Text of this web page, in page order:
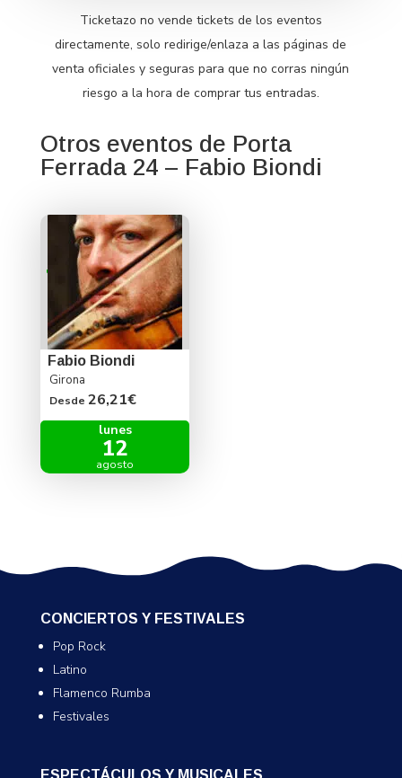
Ticketazo no vende tickets de los eventos
directamente, solo redirige/enlaza a las páginas de
venta oficiales y seguras para que no corras ningún
riesgo a la hora de comprar tus entradas.
Otros eventos de Porta
Ferrada 24 – Fabio Biondi
Fabio Biondi
Girona
Desde 26,21€
lunes
12
agosto
CONCIERTOS Y FESTIVALES
Pop Rock
Latino
Flamenco Rumba
Festivales
ESPECTÁCULOS Y MUSICALES